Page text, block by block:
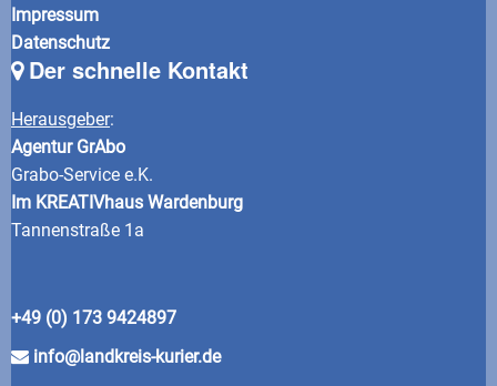
Impressum
Datenschutz
Der schnelle Kontakt
Herausgeber:
Agentur GrAbo
Grabo-Service e.K.
Im KREATIVhaus Wardenburg
Tannenstraße 1a
+49 (0) 173 9424897
info@landkreis-kurier.de